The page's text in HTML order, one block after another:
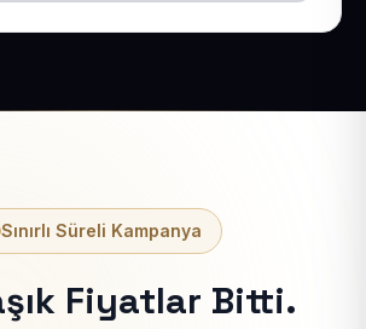
Sınırlı Süreli Kampanya
Fiyatlar Bitti.